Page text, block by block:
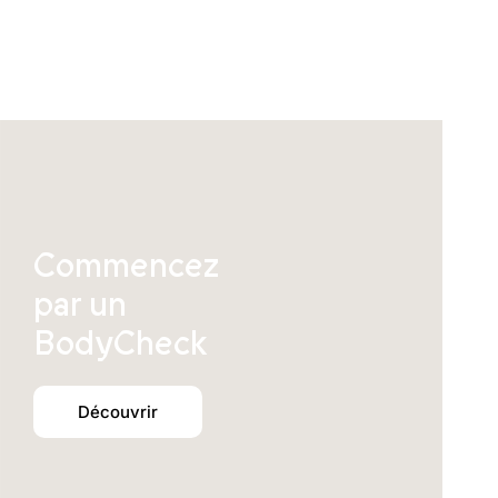
Commencez
par un
BodyCheck
Découvrir